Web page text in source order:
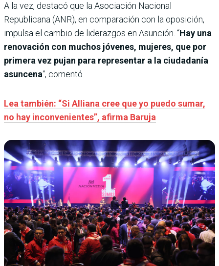
A la vez, destacó que la Asociación Nacional
Republicana (ANR), en comparación con la oposición,
impulsa el cambio de liderazgos en Asunción. “Hay una
renovación con muchos jóvenes, mujeres, que por
primera vez pujan para representar a la ciudadanía
asuncena“, comentó.
Lea también: “Si Alliana cree que yo puedo sumar,
no hay inconvenientes”, afirma Baruja